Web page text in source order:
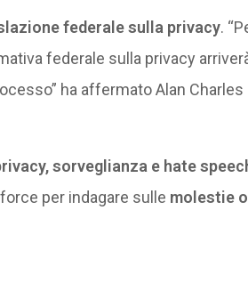
federale sulla privacy.
federale sulla privacy
ha affermato Alan Charles
sorveglianza e hate
per indagare sulle molestie